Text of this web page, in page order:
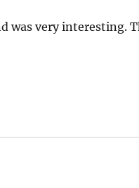
was very interesting.